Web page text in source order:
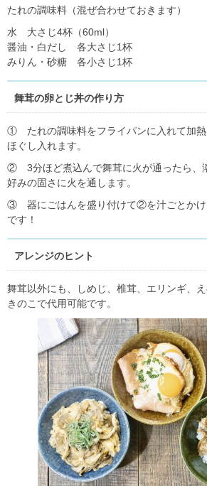
たれの調味料（混ぜ合わせておきます）
水 大さじ4杯（60ml）
醤油・白だし 各大さじ1杯
みりん・砂糖 各小さじ1杯
舞茸の卵とじ丼の作り方
① たれの調味料をフライパンに入れて加熱
ほぐし入れます。
② 3分ほど煮込んで舞茸に火が通ったら、
好みの固さに火を通します。
③ 器にごはんを盛り付けて②を汁ごとかけ
です！
アレンジのヒント
舞茸以外にも、しめじ、椎茸、エリンギ、
きのこで代用可能です。